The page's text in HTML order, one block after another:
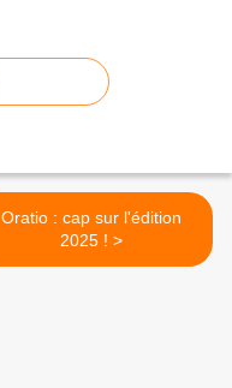
Oratio : cap sur l'édition
2025 ! >